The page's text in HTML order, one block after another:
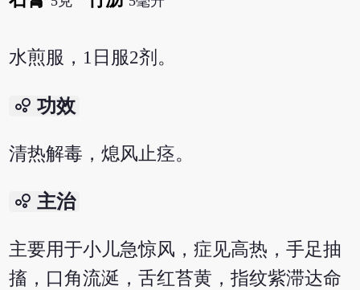
水煎服，1日服2剂。
bubble_chart 功效
清热解毒，熄风止痉。
bubble_chart 主治
主要用于小儿急惊风，症见高热，手足抽
搐，口角流涎，舌红苔黄，指纹紫滞达命